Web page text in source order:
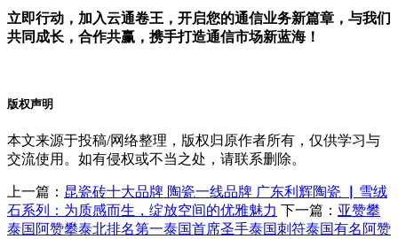
立即行动，加入云通卷王，开启您的通信业务新篇章，与我们
共同成长，合作共赢，携手打造通信市场新蓝海！
版权声明
本文来源于投稿/网络整理，版权归原作者所有，仅供学习与
交流使用。如有侵权或不当之处，请联系删除。
上一篇： 昆瓷砖十大品牌 陶瓷一线品牌 广东利辉陶瓷 ▏雪绒
石系列：为质感而生，绽放空间的优雅魅力 下一篇： 亚赞攀
泰国阿赞攀泰北排名第一泰国首席圣手泰国刺符泰国有名阿赞